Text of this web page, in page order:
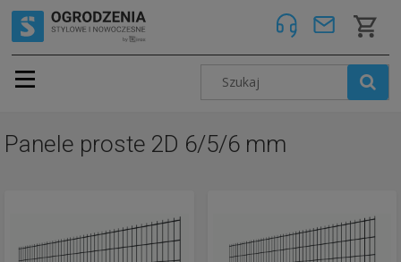
Panele proste 2D 6/5/6 mm